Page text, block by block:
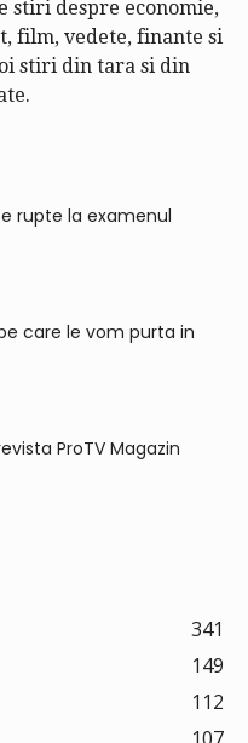
stiri despre economie,
film, vedete, finante si
stiri din tara si din
rupte la examenul
care le vom purta in
ProTV Magazin
341
149
112